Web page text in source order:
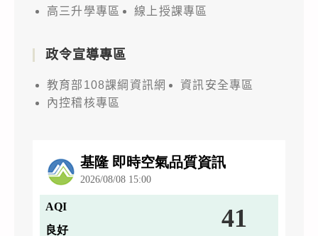
高三升學專區
線上授課專區
政令宣導專區
教育部108課綱資訊網
資訊安全專區
內控稽核專區